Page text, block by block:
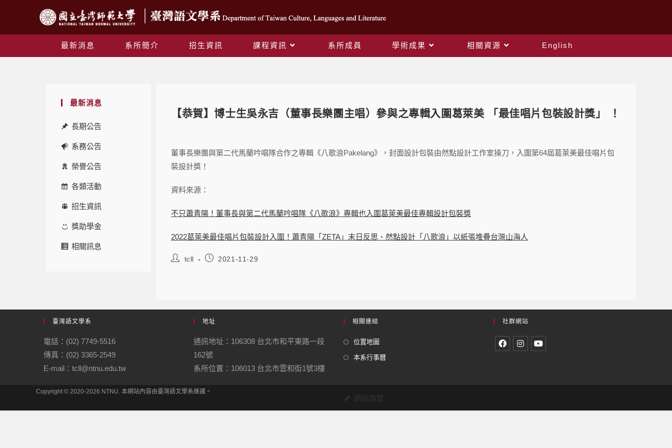
最新消息 系所簡介 招生資訊 課程資訊 系所成員 學術成果 相關資源 English
最新消息
長期公告
系務公告
榮譽公告
各類活動
招生資訊
獎助學金
相關訊息
【恭賀】博士生吳永吉（董事長樂團主唱）參與之專輯入圍葛萊美 「最佳唱片包裝設計獎」 ！
董事長樂團與第二代馬蘭吟唱隊合作之專輯《八歌浪Pakelang》，封面設計包裝由然點設計工作室操刀，入圍第64屆葛萊美最佳唱片包
裝設計獎！
資料來源：
不只蕭青陽！董事長與第二代馬蘭吟唱隊《八歌浪》專輯也入圍葛萊美最佳專輯設計包裝獎
2022葛萊美最佳唱片包裝設計入圍！蕭青陽「ZETA」末日反思、然點設計「八歌浪」以紙張堆疊台灣山海人
tcll 2021-11-29
臺灣語文學系
電話：(02) 7749-5516
傳真：(02) 3365-2549
E-mail：tcll@ntnu.edu.tw
地址
通訊地址：106308 台北市和平東路一段
162號
系所位置：106013 台北市雲和街1號3樓
相關連結
位置地圖
本系行事曆
社群網站
網站導覽
Copyright © 2020-2026 NTNU. 本網站內容由臺灣語文學系維護。